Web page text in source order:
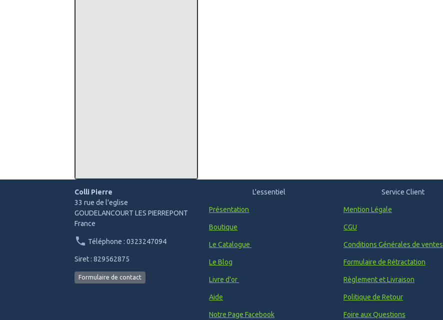
Colli Pierre
33 rue de l'eglise
GOUDELANCOURT LES PIERREPONT
France
Téléphone : 0323247094
Siret : 829562875
Formulaire de contact
L'essentiel
Présentation
Boutique
Le Catalogue
Le Blog
Livre d'or
Aide
Notre Page Facebook
Service Client
Mention Légale
CGU
Conditions Générales de ventes
Formulaire de Rétractation
Règlement et Livraison
Politique de Retour
Foire aux Questions